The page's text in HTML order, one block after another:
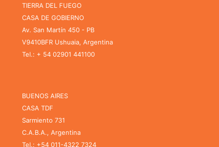
TIERRA DEL FUEGO
CASA DE GOBIERNO
Av. San Martín 450 - PB
V9410BFR Ushuaia, Argentina
Tel.: + 54 02901 441100
BUENOS AIRES
CASA TDF
Sarmiento 731
C.A.B.A., Argentina
Tel.: +54 011-4322 7324